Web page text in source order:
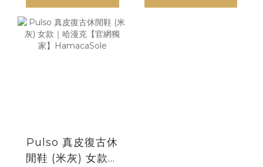
Pulso 真皮復古休
閒鞋 (米灰) 女款｜